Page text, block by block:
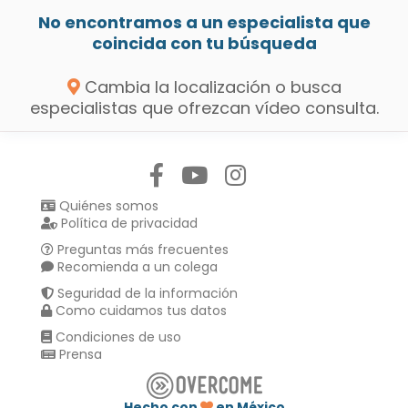
No encontramos a un especialista que
coincida con tu búsqueda
Cambia la localización o busca
especialistas que ofrezcan vídeo consulta.
Quiénes somos
Política de privacidad
Preguntas más frecuentes
Recomienda a un colega
Seguridad de la información
Como cuidamos tus datos
Condiciones de uso
Prensa